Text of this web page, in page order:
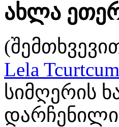
ახლა
Lela
სიმღერის